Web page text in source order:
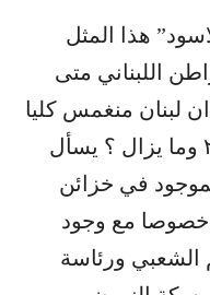
هذا المثل
اللبناني متى
ان لبنان منغمس كليا
بأيامه السوداء منذ العام ٢٠١٩ وما يزال ؟ يسأل
في خزائن
خصوصا مع وجود
الشعبي ورئاسة